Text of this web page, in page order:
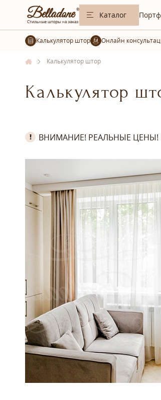
Каталог
Калькулятор штор
Калькулятор штор
Калькулятор
ВНИМАНИЕ! РЕАЛЬНЫЕ ЦЕНЫ!